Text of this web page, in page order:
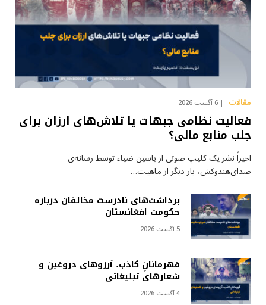
مقالات 6 آگست 2026
فعالیت نظامی جبهات یا تلاش‌های ارزان برای
جلب منابع مالی؟
اخیراً نشر یک کلیپ صوتی از یاسین ضیاء توسط رسانه‌ی
صدای‌هندوکش، بار دیگر از ماهیت…
برداشت‌های نادرست مخالفان درباره
حکومت افغانستان
5 آگست 2026
قهرمانانِ کاذب، آرزوهای دروغین و
شعارهای تبلیغاتی
4 آگست 2026